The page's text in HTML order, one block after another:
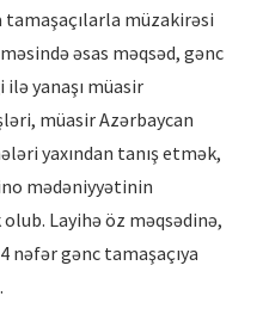
müzakirəsi
əsas məqsəd, gənc
yanaşı müasir
müasir Azərbaycan
yaxından tanış etmək,
mədəniyyətinin
Layihə öz məqsədinə,
nəfər gənc tamaşaçıya